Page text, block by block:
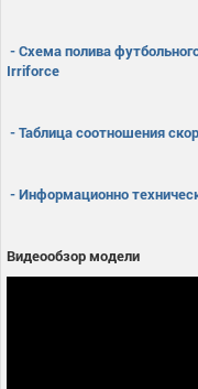
- Схема полива
Irriforce
- Таблица соотношения
- Информационно
Видеообзор модели